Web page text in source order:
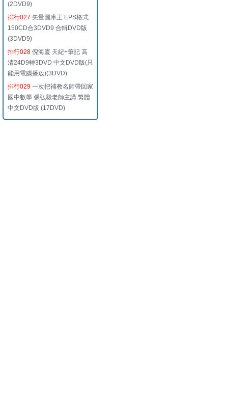
(2DVD9)
排行027 矢量圖庫王 EPS格式
150CD合3DVD9 合輯DVD版
(3DVD9)
排行028 倪海廈 天紀+筆記 高
清24D9轉3DVD 中文DVD版(只
能用電腦播放)(3DVD)
排行029 一次把補教名師帶回家
國中數學 張弘毅老師主講 繁體
中文DVD版 (17DVD)